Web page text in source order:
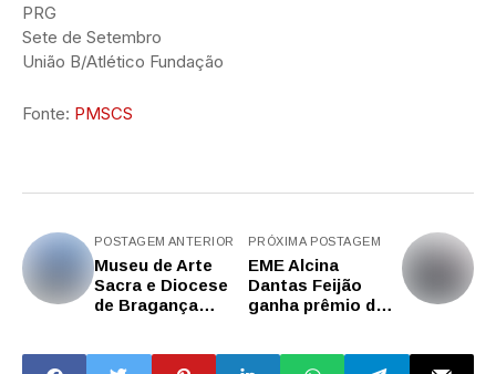
PRG
Sete de Setembro
União B/Atlético Fundação
Fonte: PMSCS
POSTAGEM ANTERIOR
Museu de Arte
Sacra e Diocese
de Bragança
exposições para
PRÓXIMA POSTAGEM
EME Alcina
Dantas Feijão
ganha prêmio de
ajudar pessoas